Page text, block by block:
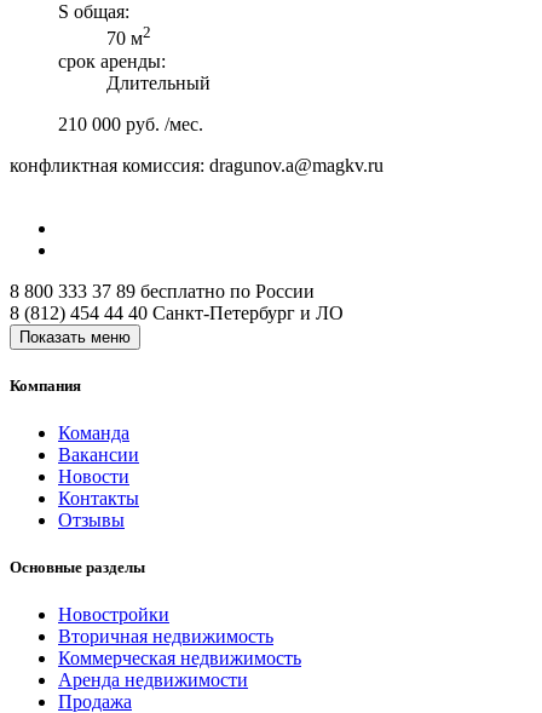
S общая:
70 м2
срок аренды:
Длительный
210 000 руб. /мес.
конфликтная комиссия: dragunov.a@magkv.ru
8 800 333 37 89 бесплатно по России
8 (812) 454 44 40 Санкт-Петербург и ЛО
Показать меню
Компания
Команда
Вакансии
Новости
Контакты
Отзывы
Основные разделы
Новостройки
Вторичная недвижимость
Коммерческая недвижимость
Аренда недвижимости
Продажа